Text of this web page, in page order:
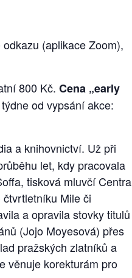
(aplikace Zoom),
800 Kč. Cena „early
od vypsání akce:
a knihovnictví. Už při
let, kdy pracovala
tisková mluvčí Centra
Mile či
a opravila stovky titulů
(Jojo Moyesová) přes
pražských zlatníků a
věnuje korekturám pro